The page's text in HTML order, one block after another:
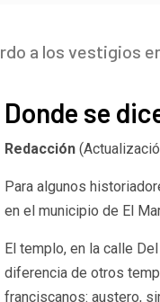
a los vestigios
Donde se
Redacción
Para algunos
en el municipio de El
El templo, en la calle
diferencia de otros
franciscanos: austero,